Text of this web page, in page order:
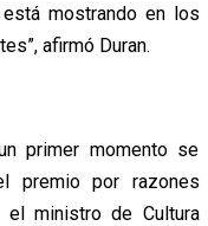
mostrando en los
afirmó Duran.
primer momento se
premio por razones
ministro de Cultura